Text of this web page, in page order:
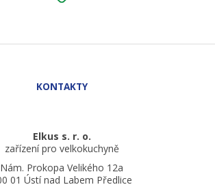
Elkus s. r. o.
zařízení pro velkokuchyně
Nám. Prokopa Velikého 12a
01 Ústí nad Labem Předlice